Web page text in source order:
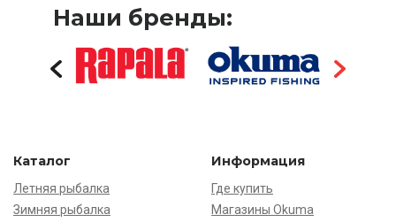
Наши бренды:
Каталог
Летняя рыбалка
Зимняя рыбалка
Информация
Где купить
Магазины Okuma